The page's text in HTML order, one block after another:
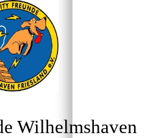
Wilhelmshaven